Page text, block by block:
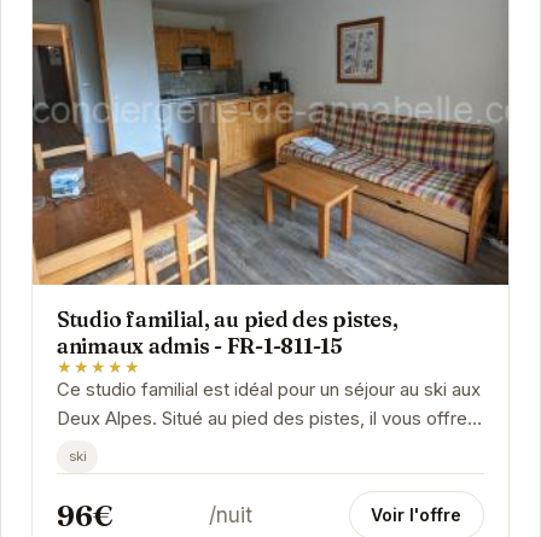
Studio familial, au pied des pistes,
animaux admis - FR-1-811-15
★★★★★
Ce studio familial est idéal pour un séjour au ski aux
Deux Alpes. Situé au pied des pistes, il vous offre
un accès direct aux joies de la...
ski
96€ /nuit Voir l'offre